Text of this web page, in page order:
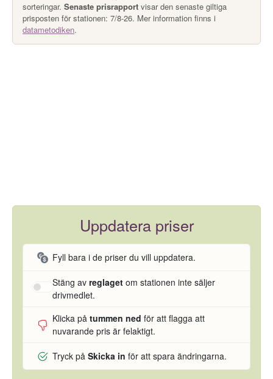
sorteringar. Senaste prisrapport visar den senaste giltiga
prisposten för stationen: 7/8-26. Mer information finns i
datametodiken.
Uppdatera priser
Fyll bara i de priser du vill uppdatera.
Stäng av reglaget om stationen inte säljer
drivmedlet.
Klicka på tummen ned för att flagga att
nuvarande pris är felaktigt.
Tryck på Skicka in för att spara ändringarna.